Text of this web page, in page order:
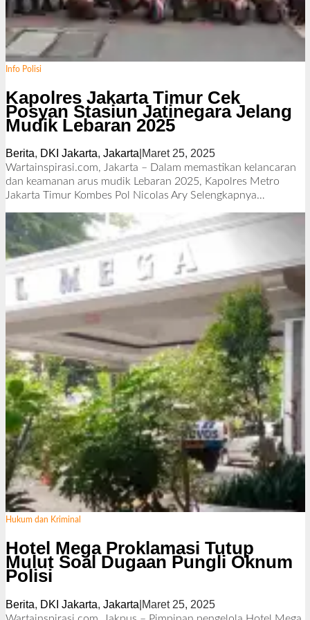
Info Polisi
Kapolres Jakarta Timur Cek
Posyan Stasiun Jatinegara Jelang
Mudik Lebaran 2025
Berita, DKI Jakarta, Jakarta Maret 25, 2025o
l
e
h
e
s
i
Wartainspirasi.com, Jakarta – Dalam memastikan kelancaran
dan keamanan arus mudik Lebaran 2025, Kapolres Metro
Jakarta Timur Kombes Pol Nicolas Ary Selengkapnya…
Hukum dan Kriminal
Hotel Mega Proklamasi Tutup
Mulut Soal Dugaan Pungli Oknum
Polisi
Berita, DKI Jakarta, Jakarta Maret 25, 2025o